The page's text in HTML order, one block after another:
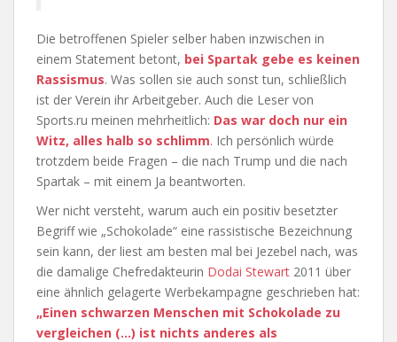
Die betroffenen Spieler selber haben inzwischen in
einem Statement betont, bei Spartak gebe es keinen
Rassismus. Was sollen sie auch sonst tun, schließlich
ist der Verein ihr Arbeitgeber. Auch die Leser von
Sports.ru meinen mehrheitlich: Das war doch nur ein
Witz, alles halb so schlimm. Ich persönlich würde
trotzdem beide Fragen – die nach Trump und die nach
Spartak – mit einem Ja beantworten.
Wer nicht versteht, warum auch ein positiv besetzter
Begriff wie „Schokolade“ eine rassistische Bezeichnung
sein kann, der liest am besten mal bei Jezebel nach, was
die damalige Chefredakteurin Dodai Stewart 2011 über
eine ähnlich gelagerte Werbekampagne geschrieben hat:
„Einen schwarzen Menschen mit Schokolade zu
vergleichen (…) ist nichts anderes als